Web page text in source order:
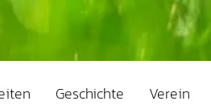
Geschichte Verein